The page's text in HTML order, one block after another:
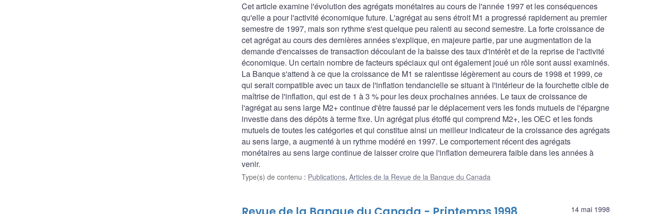
Cet article examine l'évolution des agrégats monétaires au cours de l'année 1997 et les conséquences
qu'elle a pour l'activité économique future. L'agrégat au sens étroit M1 a progressé rapidement au premier
semestre de 1997, mais son rythme s'est quelque peu ralenti au second semestre. La forte croissance de
cet agrégat au cours des dernières années s'explique, en majeure partie, par une augmentation de la
demande d'encaisses de transaction découlant de la baisse des taux d'intérêt et de la reprise de l'activité
économique. Un certain nombre de facteurs spéciaux qui ont également joué un rôle sont aussi examinés.
La Banque s'attend à ce que la croissance de M1 se ralentisse légèrement au cours de 1998 et 1999, ce
qui serait compatible avec un taux de l'inflation tendancielle se situant à l'intérieur de la fourchette cible de
maîtrise de l'inflation, qui est de 1 à 3 % pour les deux prochaines années. Le taux de croissance de
l'agrégat au sens large M2+ continue d'être faussé par le déplacement vers les fonds mutuels de l'épargne
investie dans des dépôts à terme fixe. Un agrégat plus étoffé qui comprend M2+, les OEC et les fonds
mutuels de toutes les catégories et qui constitue ainsi un meilleur indicateur de la croissance des agrégats
au sens large, a augmenté à un rythme modéré en 1997. Le comportement récent des agrégats
monétaires au sens large continue de laisser croire que l'inflation demeurera faible dans les années à
venir.
Type(s) de contenu : Publications, Articles de la Revue de la Banque du Canada
14 mai 1998